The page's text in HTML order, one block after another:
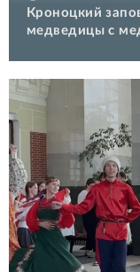
Кроноцкий
медведицы с